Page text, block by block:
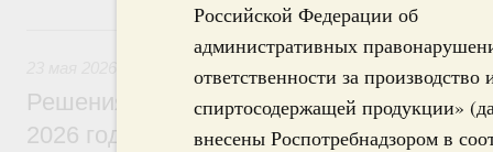
Российской Федерации об
административных
ответственности за
спиртосодержащей продукции»
внесены Роспотребнадзором в
23 мая, суббота
Решения, принятые на заседании
2026 года